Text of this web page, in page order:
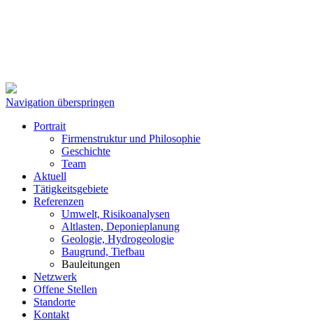
Navigation überspringen
Portrait
Firmenstruktur und Philosophie
Geschichte
Team
Aktuell
Tätigkeitsgebiete
Referenzen
Umwelt, Risikoanalysen
Altlasten, Deponieplanung
Geologie, Hydrogeologie
Baugrund, Tiefbau
Bauleitungen
Netzwerk
Offene Stellen
Standorte
Kontakt